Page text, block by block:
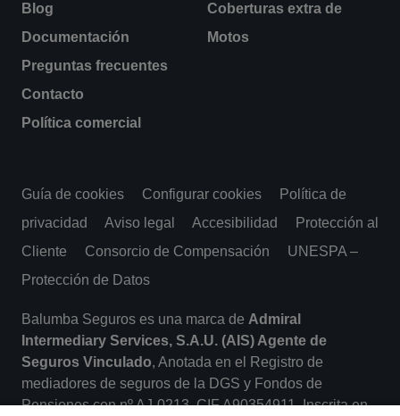
Blog
Documentación
Preguntas frecuentes
Contacto
Política comercial
Coberturas extra de
Motos
Guía de cookies Configurar cookies
Política de
privacidad
Aviso legal Accesibilidad
Protección al
Cliente
Consorcio de Compensación
UNESPA –
Protección de Datos
Balumba Seguros es una marca de Admiral
Intermediary Services, S.A.U. (AIS) Agente de
Seguros Vinculado, Anotada en el Registro de
mediadores de seguros de la DGS y Fondos de
Pensiones con nº AJ-0213. CIF A90354911. Inscrita en